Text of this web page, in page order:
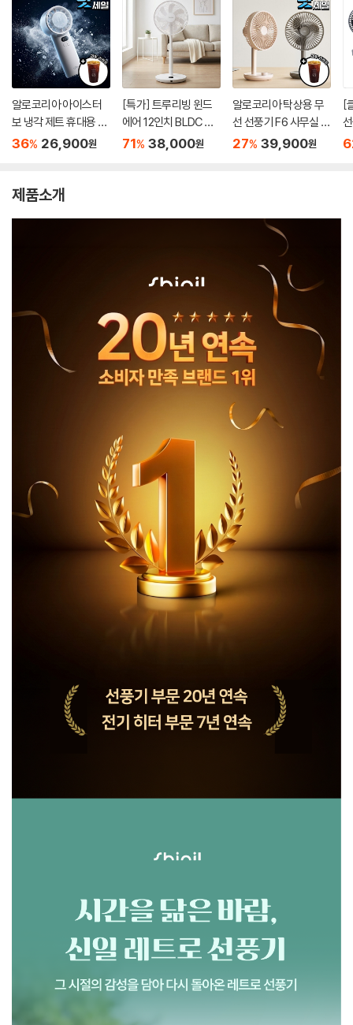
알로코리아 아이스터
보 냉각 제트 휴대용 선
풍기 FA3 미니 핸디 손
36% 26,900원
[특가] 트루리빙 윈드
에어 12인치 BLDC 선
풍기 TLF-F1201
71% 38,000원
알로코리아 탁상용 무
선 선풍기 F6 사무실 소
형 책상 미니 휴대용 캠
27% 39,900원
[
제품소개